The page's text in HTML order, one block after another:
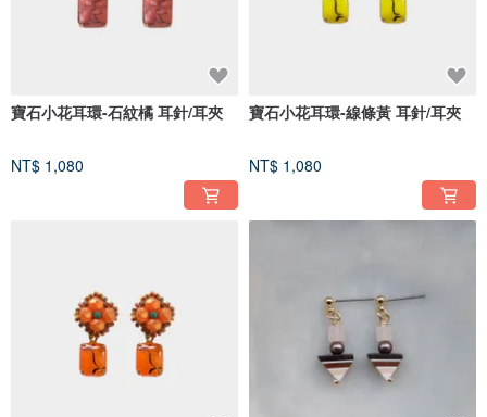
寶石小花耳環-石紋橘 耳針/耳夾
NT$ 1,080
寶石小花耳環-線條黃 耳針/耳夾
NT$ 1,080